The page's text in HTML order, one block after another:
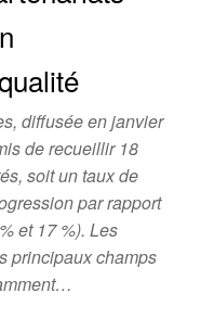
diffusée en janvier
de recueillir 18
soit un taux de
par rapport
et 17 %). Les
principaux champs